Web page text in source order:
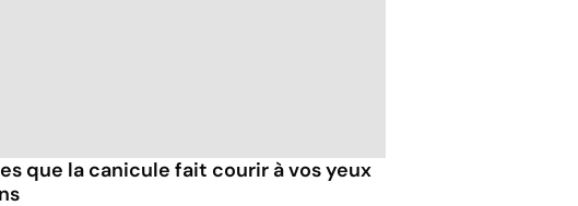
que la canicule fait courir à vos yeux